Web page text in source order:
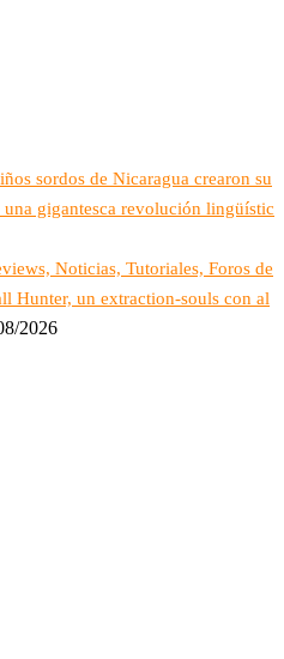
sordos de Nicaragua crearon su
gigantesca revolución lingüístic
Noticias, Tutoriales, Foros de
Hunter, un extraction-souls con al
2026